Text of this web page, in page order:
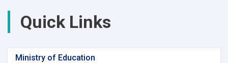
Quick Links
Ministry of Education